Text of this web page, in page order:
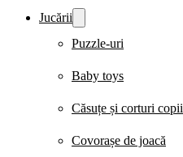
Jucării
Puzzle-uri
Baby toys
Căsuțe și corturi copii
Covorașe de joacă